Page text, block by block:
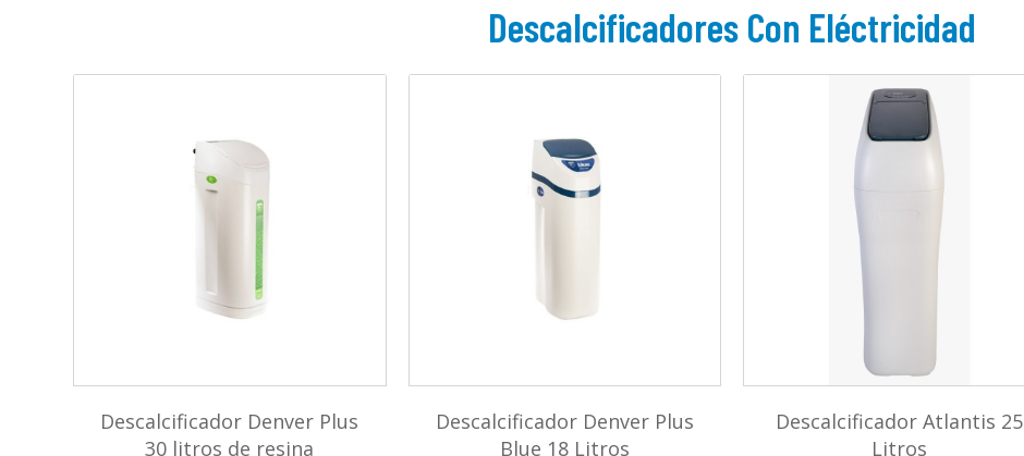
Descalcificadores Con Eléctricidad
Descalcificador Denver Plus
30 litros de resina
Descalcificador Denver Plus
Blue 18 Litros
Descalcificador Atlantis 25
Litros